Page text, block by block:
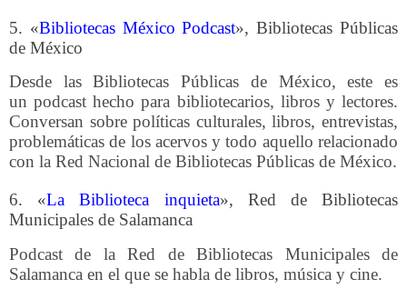
5. «Bibliotecas México Podcast», Bibliotecas Públicas
de México
Desde las Bibliotecas Públicas de México, este es
un podcast hecho para bibliotecarios, libros y lectores.
Conversan sobre políticas culturales, libros, entrevistas,
problemáticas de los acervos y todo aquello relacionado
con la Red Nacional de Bibliotecas Públicas de México.
6. «La Biblioteca inquieta», Red de Bibliotecas
Municipales de Salamanca
Podcast de la Red de Bibliotecas Municipales de
Salamanca en el que se habla de libros, música y cine.